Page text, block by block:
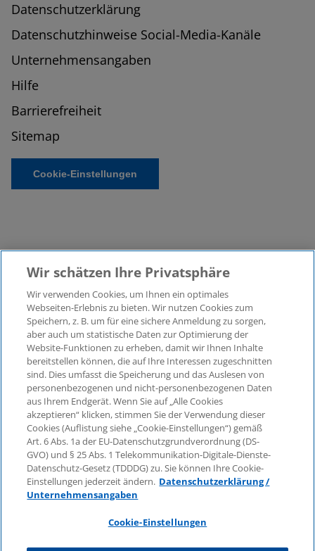
Datenschutzerklärung
Datenschutzhinweise Social-Media-Kanäle
Unternehmensangaben
Hilfe
Barrierefreiheit
Sitemap
Cookie-Einstellungen
©2026 KPMG Law Rechtsanwaltsgesellschaft mbH,
assoziiert mit der KPMG AG
Wirtschaftsprüfungsgesellschaft, einer
Aktiengesellschaft nach deutschem Recht und ein
Mitglied der globalen KPMG-Organisation
unabhängiger Mitgliedsfirmen, die KPMG International
Limited, einer Private English Company Limited by
Guarantee, angeschlossen sind. Alle Rechte
vorbehalten. Für weitere Einzelheiten über die Struktur
der globalen Organisation von KPMG besuchen Sie
bittehttps://home.kpmg/governance.
KPMG International erbringt keine Dienstleistungen für
Kunden. Keine Mitgliedsfirma ist befugt, KPMG
International oder eine andere Mitgliedsfirma
Wir schätzen Ihre Privatsphäre
Wir verwenden Cookies, um Ihnen ein optimales
Webseiten-Erlebnis zu bieten. Wir nutzen Cookies zum
Speichern, z. B. um für eine sichere Anmeldung zu sorgen,
aber auch um statistische Daten zur Optimierung der
Website-Funktionen zu erheben, damit wir Ihnen Inhalte
bereitstellen können, die auf Ihre Interessen zugeschnitten
sind. Dies umfasst die Speicherung und das Auslesen von
personenbezogenen und nicht-personenbezogenen Daten
aus Ihrem Endgerät. Wenn Sie auf „Alle Cookies
akzeptieren“ klicken, stimmen Sie der Verwendung dieser
Cookies (Auflistung siehe „Cookie-Einstellungen“) gemäß
Art. 6 Abs. 1a der EU-Datenschutzgrundverordnung (DS-
GVO) und § 25 Abs. 1 Telekommunikation-Digitale-Dienste-
Datenschutz-Gesetz (TDDDG) zu. Sie können Ihre Cookie-
Einstellungen jederzeit ändern. Datenschutzerklärung /
Unternehmensangaben
Cookie-Einstellungen